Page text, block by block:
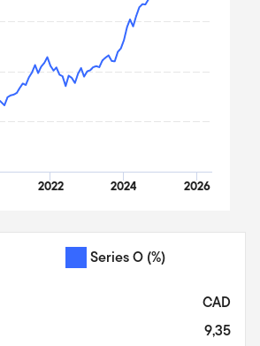
2022 2024 2026
Series O (%)
CAD
9,35